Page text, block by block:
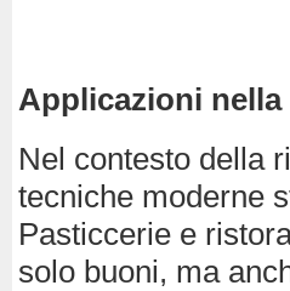
Applicazioni
Nel contesto della
tecniche moderne
Pasticcerie e
solo buoni, ma